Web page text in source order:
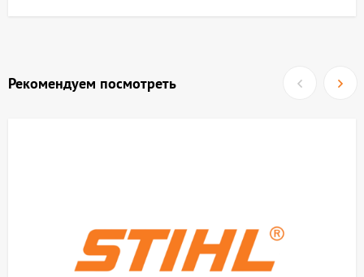
Рекомендуем посмотреть